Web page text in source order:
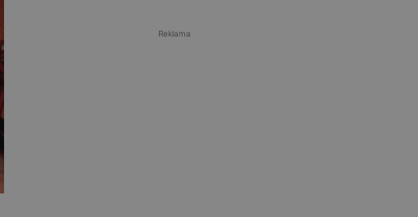
Reklama